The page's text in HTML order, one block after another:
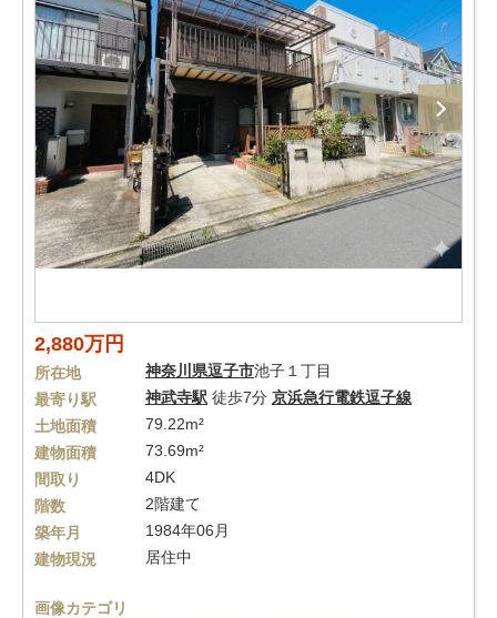
2,880万円
所在地 神奈川県逗子市池子１丁目
最寄り駅
神武寺駅 徒歩7分 京浜急行電鉄逗子線
土地面積
79.22m²
建物面積
73.69m²
間取り
4DK
階数
2階建て
築年月
1984年06月
建物現況
居住中
画像カテゴリ